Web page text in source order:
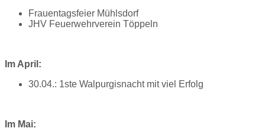
Frauentagsfeier Mühlsdorf
JHV Feuerwehrverein Töppeln
Im April:
30.04.: 1ste Walpurgisnacht mit viel Erfolg
Im Mai: